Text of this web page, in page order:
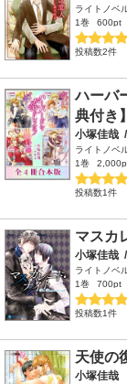
ライトノベ
1巻
600pt
投稿数2件
ハーバ
典付き】
小塚佳哉 /
ライトノベ
1巻
投稿数1件
マスカ
小塚佳哉 /
ライトノベ
1巻
700pt
投稿数1件
天使の
小塚佳哉